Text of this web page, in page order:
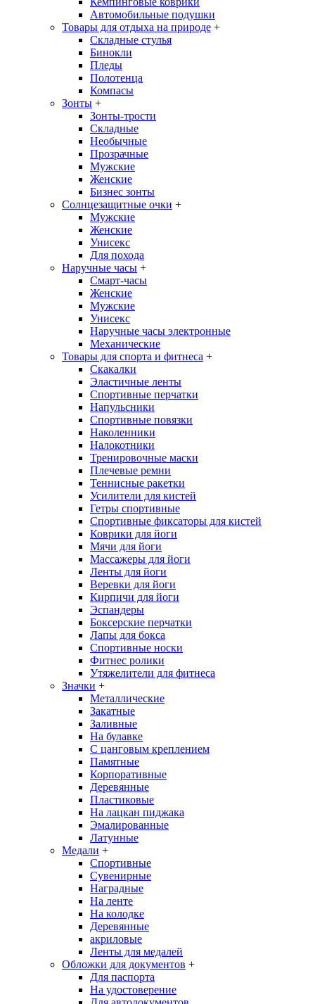
Автомобильные подушки
Товары для отдыха на природе +
Складные стулья
Бинокли
Пледы
Полотенца
Компасы
Зонты +
Зонты-трости
Складные
Необычные
Прозрачные
Мужские
Женские
Бизнес зонты
Солнцезащитные очки +
Мужские
Женские
Унисекс
Для похода
Наручные часы +
Смарт-часы
Женские
Мужские
Унисекс
Наручные часы электронные
Механические
Товары для спорта и фитнеса +
Скакалки
Эластичные ленты
Спортивные перчатки
Напульсники
Спортивные повязки
Наколенники
Налокотники
Тренировочные маски
Плечевые ремни
Теннисные ракетки
Усилители для кистей
Гетры спортивные
Спортивные фиксаторы для кистей
Коврики для йоги
Мячи для йоги
Массажеры для йоги
Ленты для йоги
Веревки для йоги
Кирпичи для йоги
Эспандеры
Боксерские перчатки
Лапы для бокса
Спортивные носки
Фитнес ролики
Утяжелители для фитнеса
Значки +
Металлические
Закатные
Заливные
На булавке
С цанговым креплением
Памятные
Корпоративные
Деревянные
Пластиковые
На лацкан пиджака
Эмалированные
Латунные
Медали +
Спортивные
Сувенирные
Наградные
На ленте
На колодке
Деревянные
акриловые
Ленты для медалей
Обложки для документов +
Для паспорта
На удостоверение